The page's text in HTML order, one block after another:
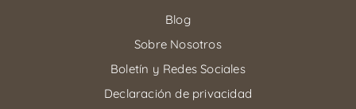
Blog
Sobre Nosotros
Boletín y Redes Sociales
Declaración de privacidad